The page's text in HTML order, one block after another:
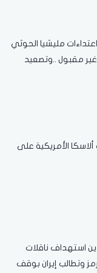
مليشيا الحوثي
مقبول ..وتصعيد
الأمريكية على
استهداف ناقلات
وتطالب إيران بوقف